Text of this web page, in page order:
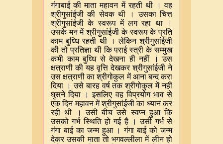
गंगाबाई की माता महावन में रहती थी । वह
श्रीगुसांईजी की सेवक थी । उसका चित्त
श्रीगुसांईजी के स्वरूप में लग रहा था ।
उसके मन में श्रीगुसांईजी के स्वरूप के प्रति
काम बुध्धि रहती थी । लेकिन श्रीगुसांईजी
की तो प्रतिज्ञा थी कि पराई स्त्री के सम्मुख
कभी काम बुध्धि से देखना ही नहीं । उस
क्षत्राणी की यह वृत्ति देखकर श्रीगुसांईजी ने
उस क्षत्राणी का श्रीगोकुल में आना बन्द करा
दिया । उसे बारह वर्ष तक श्रीगोकुल में नहीं
घुसने दिया । इसलिए वह विप्रयोग भाव से
एक दिन महावन में श्रीगुसांईजी का ध्यान कर
रही थी । उसी बीच उसे स्वप्न हुआ कि
उसको गर्भ स्थिति हो गई है । उसी गर्भ से
गंगा बाई का जन्म हुआ । गंगा बाई को जन्म
देकर उसकी माता तो भगवल्लीला में लीन हो